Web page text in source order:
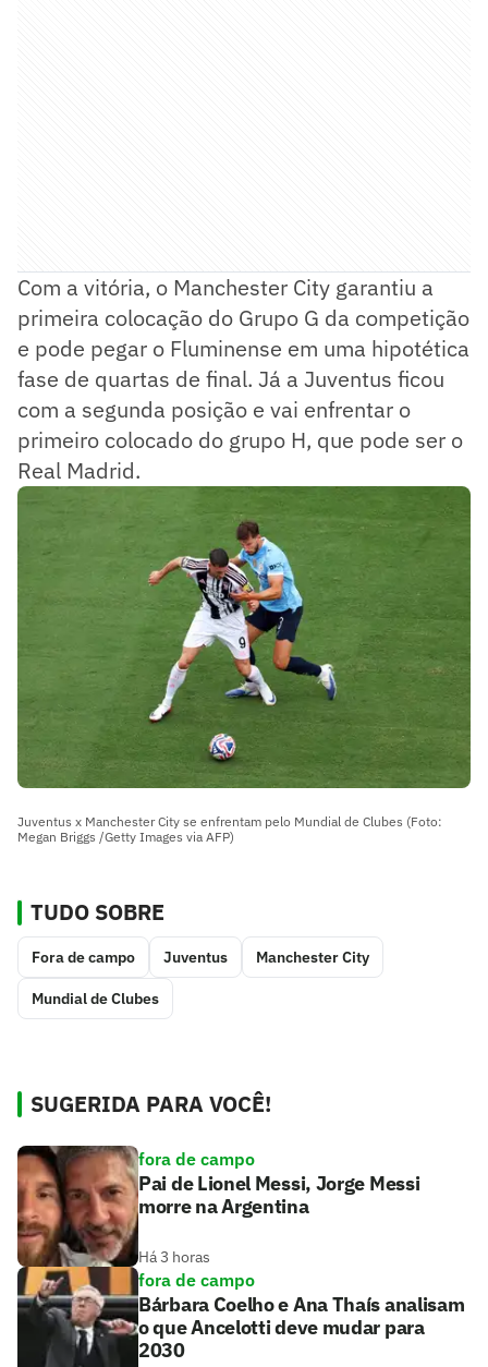
Com a vitória, o Manchester City garantiu a
primeira colocação do Grupo G da competição
e pode pegar o Fluminense em uma hipotética
fase de quartas de final. Já a Juventus ficou
com a segunda posição e vai enfrentar o
primeiro colocado do grupo H, que pode ser o
Real Madrid.
Juventus x Manchester City se enfrentam pelo Mundial de Clubes (Foto:
Megan Briggs /Getty Images via AFP)
TUDO SOBRE
Fora de campo Juventus Manchester City
Mundial de Clubes
SUGERIDA PARA VOCÊ!
fora de campo
Pai de Lionel Messi, Jorge Messi
morre na Argentina
Há 3 horas
fora de campo
Bárbara Coelho e Ana Thaís analisam
o que Ancelotti deve mudar para
2030